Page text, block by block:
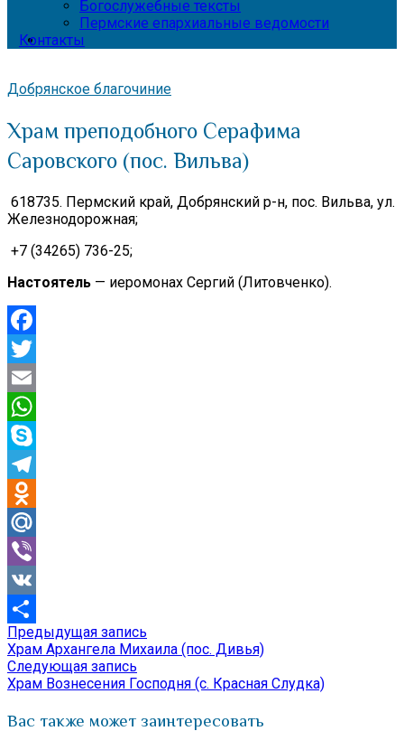
Богослужебные тексты
Пермские епархиальные ведомости
Контакты
Добрянское благочиние
Храм преподобного Серафима
Саровского (пос. Вильва)
618735. Пермский край, Добрянский р-н, пос. Вильва, ул.
Железнодорожная;
+7 (34265) 736-25;
Настоятель — иеромонах Сергий (Литовченко).
Facebook
Twitter
Email
WhatsApp
Skype
Telegram
Odnoklassniki
Mail.Ru
Viber
VK
Отправить
Навигация
по
записям
Предыдущая запись
запись:
Храм Архангела Михаила (пос. Дивья)
Следующая запись
запись:
Храм Вознесения Господня (с. Красная Слудка)
Вас также может заинтересовать